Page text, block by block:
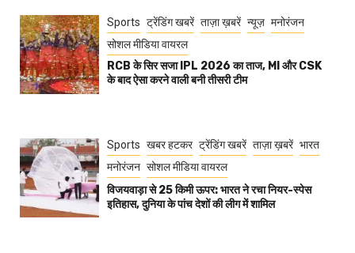
Sports ट्रेंडिंग खबरें ताज़ा ख़बरें न्यूज़ मनोरंजन
सोशल मीडिया वायरल
RCB के सिर सजा IPL 2026 का ताज, MI और CSK
के बाद ऐसा करने वाली बनी तीसरी टीम
Sports खबर हटकर ट्रेंडिंग खबरें ताज़ा ख़बरें भारत
मनोरंजन सोशल मीडिया वायरल
विजयवाड़ा से 25 किमी ऊपर: भारत ने रचा नियर-स्पेस
इतिहास, दुनिया के पांच देशों की लीग में शामिल